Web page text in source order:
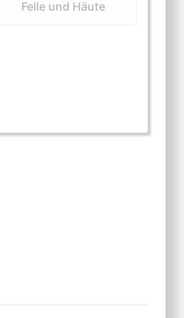
(Felle und Häute)
(Präparate)
(Sattlerwaren)
(Schmuck)
(Schnitzereien)
Felle und Häute